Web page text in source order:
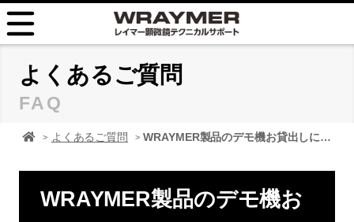
HOME
FAQ
TIPS
取扱説明書
よくあるご質問
FAQ
顕微鏡 レイマーHOME
よくあるご質問 WRAYMER製品のデモ機お貸出しについて
WRAYMER製品のデモ機お